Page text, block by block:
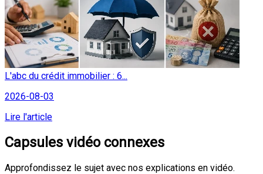
L'abc du crédit immobilier : 6...
2026-08-03
Lire l'article
Capsules vidéo connexes
Approfondissez le sujet avec nos explications en vidéo.